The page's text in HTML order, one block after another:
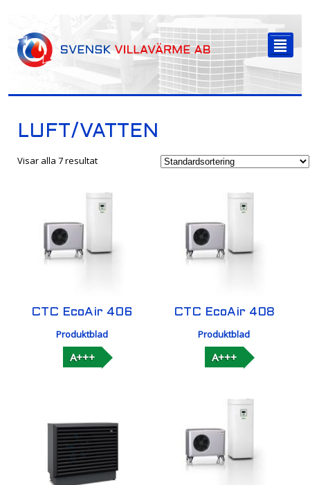
²
LUFT/VATTEN
Visar alla 7 resultat
CTC EcoAir 406
Produktblad
A+++
CTC EcoAir 408
Produktblad
A+++